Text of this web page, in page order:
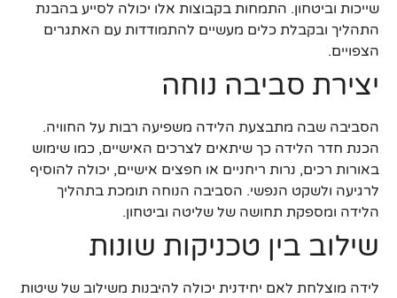
שייכות וביטחון. התמחות בקבוצות אלו יכולה לסייע בהבנת
התהליך ובקבלת כלים מעשיים להתמודדות עם האתגרים
הצפויים.
יצירת סביבה נוחה
הסביבה שבה מתבצעת הלידה משפיעה רבות על החוויה.
הכנת חדר הלידה כך שיתאים לצרכים האישיים, כמו שימוש
באורות רכים, נרות ריחניים או חפצים אישיים, יכולה להוסיף
לרגיעה ולשקט הנפשי. הסביבה הנוחה תומכת בתהליך
הלידה ומספקת תחושה של שליטה וביטחון.
שילוב בין טכניקות שונות
לידה מוצלחת לאם יחידנית יכולה להיבנות משילוב של שיטות